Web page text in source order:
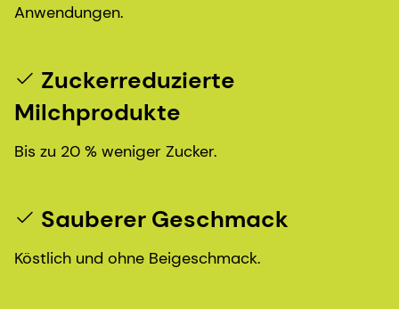
Anwendungen.
Zuckerreduzierte
Milchprodukte
Bis zu 20 % weniger Zucker.
Sauberer Geschmack
Köstlich und ohne Beigeschmack.